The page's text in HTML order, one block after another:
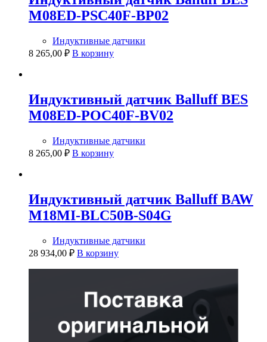
M08ED-PSC40F-BP02
Индуктивные датчики
8 265,00 ₽ В корзину
Индуктивный датчик Balluff BES
M08ED-POC40F-BV02
Индуктивные датчики
8 265,00 ₽ В корзину
Индуктивный датчик Balluff BAW
M18MI-BLC50B-S04G
Индуктивные датчики
28 934,00 ₽ В корзину